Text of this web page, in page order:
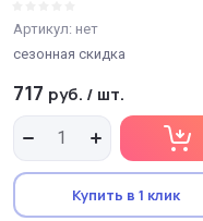
Артикул: нет
сезонная скидка
717 руб. / шт.
Купить в 1 клик